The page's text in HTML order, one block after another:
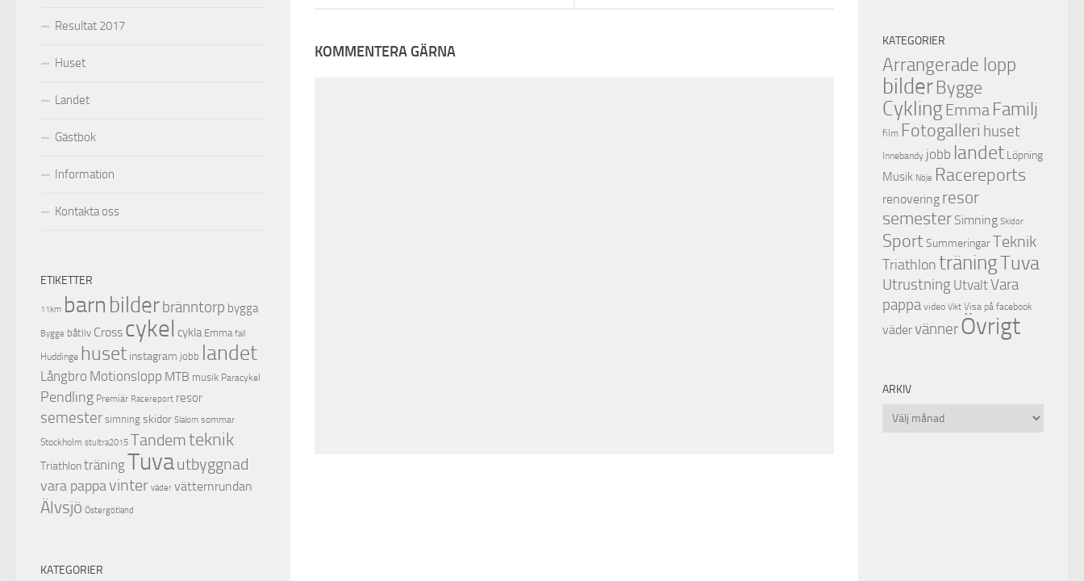
KOMMENTERA GÄRNA
Resultat 2017
Huset
Landet
Gästbok
Information
Kontakta oss
ETIKETTER
11km barn bilder bränntorp bygga
Bygge båtliv Cross cykel cykla Emma fail
Huddinge huset instagram jobb landet
Långbro Motionslopp MTB musik Paracykel
Pendling Premiär Racereport resor
semester simning skidor Slalom sommar
Stockholm stultra2015 Tandemteknik
TriathlonträningTuvautbyggnad
vara pappavinter väder vätternrundan
Älvsjö Östergötland
KATEGORIER
KATEGORIER
Arrangerade lopp
bilderBygge
CyklingEmma Familj
film Fotogalleri huset
Innebandy jobb landet Löpning
Musik Nöje Racereports
renovering resor
semester Simning Skidor
SportSummeringarTeknik
TriathlonträningTuva
Utrustning UtvaltVara
pappa video Vikt Visa på facebook
vädervännerÖvrigt
ARKIV
Arkiv